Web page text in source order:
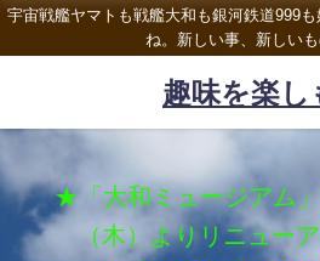
宇宙戦艦ヤマトも戦艦大和も銀河鉄道999
ね。新しい事、新しいも
趣味を楽し
★「大和ミュージアム
（木）よりリニュー